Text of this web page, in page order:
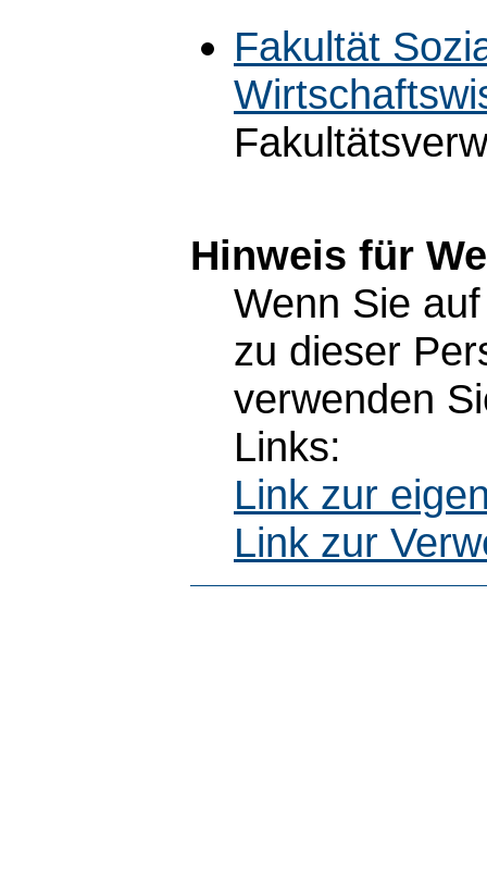
Fakultät
Hinweis für
Wenn Sie
zu dieser
verwenden
Links:
Link zur
Link zur